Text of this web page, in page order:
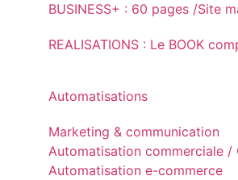
BUSINESS+ : 60 pages /Site
REALISATIONS : Le BOOK
Automatisations
Marketing & communication
Automatisation commerciale /
Automatisation e-commerce